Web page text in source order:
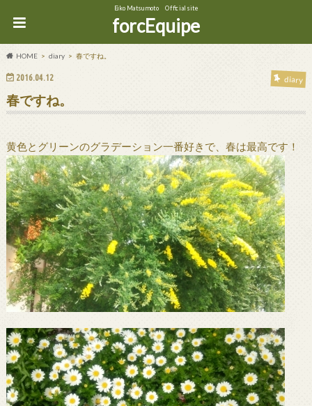
Eiko Matsumoto Official site
forcEquipe
HOME diary 春ですね。
2016.04.12 diary
春ですね。
黄色とグリーンのグラデーション一番好きで、春は最高です！